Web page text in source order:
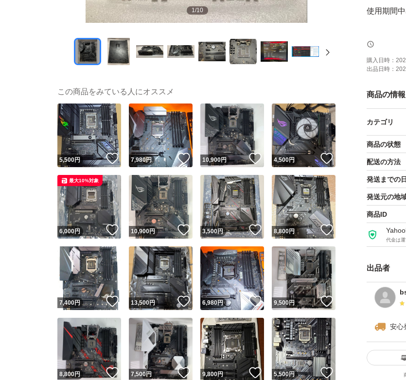
1/10
使用期間
メモリース
FR各
LAN端子
m.2スロッ
オーディオ
SATA端子
ARGB
HDMI DP
FAN 端子
以外は未確
BIOSバー
取り外し
駄目かと
マザーボ
購入日時：
出品日時：
商品の情報
カテゴリ
商品の状態
配送の方法
発送までの
発送元の地
商品ID
代金は
出品者
安心
この商品をみている人にオススメ
5,500円 いいね！
7,980円 いいね！
10,900円 いいね！
4,500円
6,000円 いいね！
最大10%対象
10,900円 いいね！
3,500円 いいね！
8,800円 いいね！
7,400円 いいね！
13,500円 いいね！
6,980円 いいね！
9,500円
8,800円 いいね！
7,500円 いいね！
9,800円 いいね！
5,500円